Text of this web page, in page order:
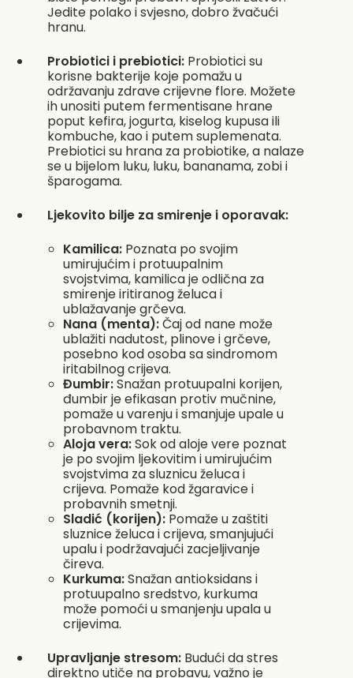
Jedite polako i svjesno, dobro žvačući
hranu.
Probiotici i prebiotici: Probiotici su
korisne bakterije koje pomažu u
održavanju zdrave crijevne flore. Možete
ih unositi putem fermentisane hrane
poput kefira, jogurta, kiselog kupusa ili
kombuche, kao i putem suplemenata.
Prebiotici su hrana za probiotike, a nalaze
se u bijelom luku, luku, bananama, zobi i
šparogama.
Ljekovito bilje za smirenje i oporavak:
Kamilica: Poznata po svojim
umirujućim i protuupalnim
svojstvima, kamilica je odlična za
smirenje iritiranog želuca i
ublažavanje grčeva.
Nana (menta):Čaj od nane može
ublažiti nadutost, plinove i grčeve,
posebno kod osoba sa sindromom
iritabilnog crijeva.
Đumbir:Snažan protuupalni korijen,
đumbir je efikasan protiv mučnine,
pomaže u varenju i smanjuje upale u
probavnom traktu.
Aloja vera:Sok od aloje vere poznat
je po svojim ljekovitim i umirujućim
svojstvima za sluznicu želuca i
crijeva. Pomaže kod žgaravice i
probavnih smetnji.
Sladić (korijen): Pomaže u zaštiti
sluznice želuca i crijeva, smanjujući
upalu i podržavajući zacjeljivanje
čireva.
Kurkuma:Snažan antioksidans i
protuupalno sredstvo, kurkuma
može pomoći u smanjenju upala u
crijevima.
Upravljanje stresom: Budući da stres
direktno utiče na probavu, važno je